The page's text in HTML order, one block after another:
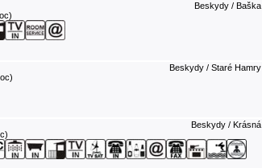
Beskydy / Baška
Beskydy / Staré Hamry
Beskydy / Krásná